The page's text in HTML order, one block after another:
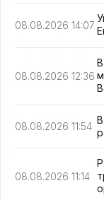
08.08.2026 14:07
08.08.2026 12:36
08.08.2026 11:54
08.08.2026 11:14